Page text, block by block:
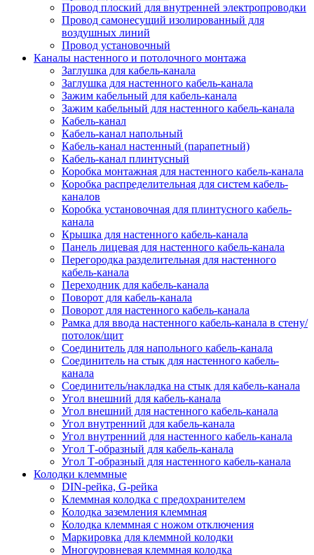
Провод плоский для внутренней электропроводки
Провод самонесущий изолированный для
воздушных линий
Провод установочный
Каналы настенного и потолочного монтажа
Заглушка для кабель-канала
Заглушка для настенного кабель-канала
Зажим кабельный для кабель-канала
Зажим кабельный для настенного кабель-канала
Кабель-канал
Кабель-канал напольный
Кабель-канал настенный (парапетный)
Кабель-канал плинтусный
Коробка монтажная для настенного кабель-канала
Коробка распределительная для систем кабель-
каналов
Коробка установочная для плинтусного кабель-
канала
Крышка для настенного кабель-канала
Панель лицевая для настенного кабель-канала
Перегородка разделительная для настенного
кабель-канала
Переходник для кабель-канала
Поворот для кабель-канала
Поворот для настенного кабель-канала
Рамка для ввода настенного кабель-канала в стену/
потолок/щит
Соединитель для напольного кабель-канала
Соединитель на стык для настенного кабель-
канала
Соединитель/накладка на стык для кабель-канала
Угол внешний для кабель-канала
Угол внешний для настенного кабель-канала
Угол внутренний для кабель-канала
Угол внутренний для настенного кабель-канала
Угол Т-образный для кабель-канала
Угол Т-образный для настенного кабель-канала
Колодки клеммные
DIN-рейка, G-рейка
Клеммная колодка с предохранителем
Колодка заземления клеммная
Колодка клеммная с ножом отключения
Маркировка для клеммной колодки
Многоуровневая клеммная колодка